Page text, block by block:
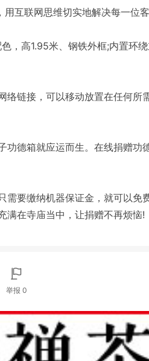
互联网思维切实地解决每一位客
高1.95米、钢铁外框;内置环
链接，可以移动放置在任何所
德箱就应运而生。在线捐赠
要缴纳机器保证金，就可以
满在寺庙当中，让捐赠不再烦恼!
举报 0